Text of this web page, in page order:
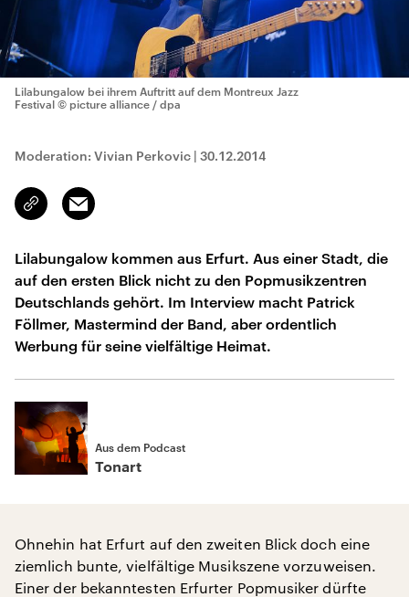
Lilabungalow bei ihrem Auftritt auf dem Montreux Jazz
Festival © picture alliance / dpa
Moderation: Vivian Perkovic | 30.12.2014
Link
kopieren/teilen
Email
Lilabungalow kommen aus Erfurt. Aus einer Stadt, die
auf den ersten Blick nicht zu den Popmusikzentren
Deutschlands gehört. Im Interview macht Patrick
Föllmer, Mastermind der Band, aber ordentlich
Werbung für seine vielfältige Heimat.
Aus dem Podcast
Tonart
Ohnehin hat Erfurt auf den zweiten Blick doch eine
ziemlich bunte, vielfältige Musikszene vorzuweisen.
Einer der bekanntesten Erfurter Popmusiker dürfte